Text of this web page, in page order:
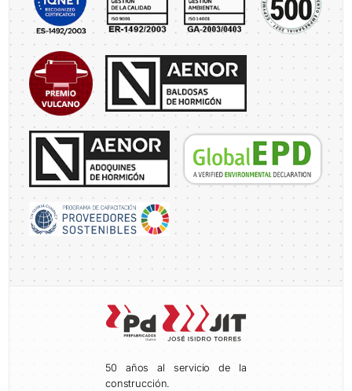
50 años al servicio de la
construcción.